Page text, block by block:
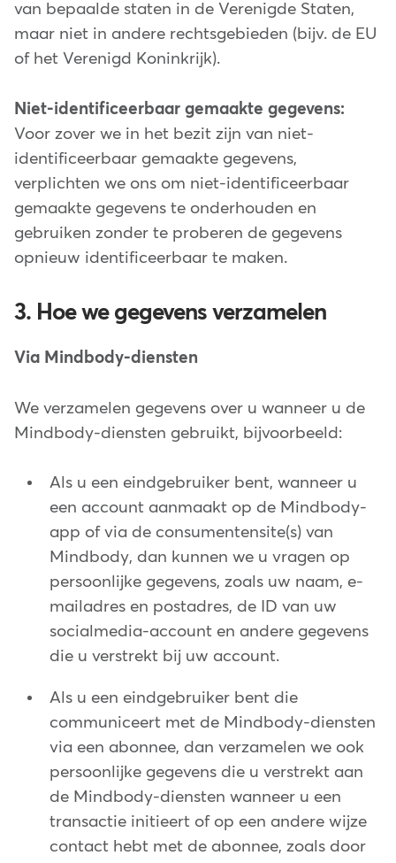
van bepaalde staten in de Verenigde Staten,
maar niet in andere rechtsgebieden (bijv. de EU
of het Verenigd Koninkrijk).
Niet-identificeerbaar gemaakte gegevens:
Voor zover we in het bezit zijn van niet-
identificeerbaar gemaakte gegevens,
verplichten we ons om niet-identificeerbaar
gemaakte gegevens te onderhouden en
gebruiken zonder te proberen de gegevens
opnieuw identificeerbaar te maken.
3. Hoe we gegevens verzamelen
Via Mindbody-diensten
We verzamelen gegevens over u wanneer u de
Mindbody-diensten gebruikt, bijvoorbeeld:
Als u een eindgebruiker bent, wanneer u
een account aanmaakt op de Mindbody-
app of via de consumentensite(s) van
Mindbody, dan kunnen we u vragen op
persoonlijke gegevens, zoals uw naam, e-
mailadres en postadres, de ID van uw
socialmedia-account en andere gegevens
die u verstrekt bij uw account.
Als u een eindgebruiker bent die
communiceert met de Mindbody-diensten
via een abonnee, dan verzamelen we ook
persoonlijke gegevens die u verstrekt aan
de Mindbody-diensten wanneer u een
transactie initieert of op een andere wijze
contact hebt met de abonnee, zoals door